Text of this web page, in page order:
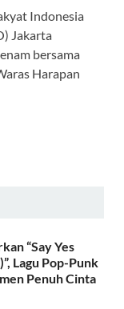
Indonesia
Jakarta
bersama
Harapan
“Say Yes
Lagu Pop-Punk
Penuh Cinta